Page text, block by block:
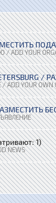
YOUR
YOUR OWN
1)
NEWS